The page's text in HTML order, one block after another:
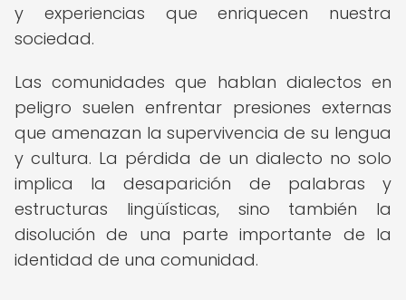
y experiencias que enriquecen nuestra
sociedad.
Las comunidades que hablan dialectos en
peligro suelen enfrentar presiones externas
que amenazan la supervivencia de su lengua
y cultura. La pérdida de un dialecto no solo
implica la desaparición de palabras y
estructuras lingüísticas, sino también la
disolución de una parte importante de la
identidad de una comunidad.